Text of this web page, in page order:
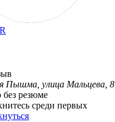
Пышма, улица Мальцева, 8
резюме
среди первых